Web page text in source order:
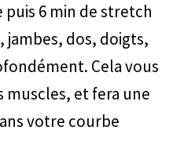
puis 6 min de stretch
jambes, dos, doigts,
Cela vous
muscles, et fera une
votre courbe